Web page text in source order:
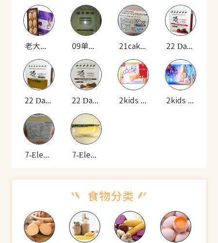
老大房 芋头酥 09单兵 自热米饭套餐(糖水黄桃) 21cake 黑白巧克力慕斯蛋糕 22 Days Nutrition 素食能量棒(枸杞)
22 Days Nutrition 素食能量棒(巧克力) 22 Days Nutrition 素食能量棒(摩卡咖啡) 2kids 爱宝贝 鸡蛋味谷物棒饼干 2kids 爱宝贝牛奶味谷物饼干
7-Eleven mini提拉米苏 7-Eleven 泡芙包